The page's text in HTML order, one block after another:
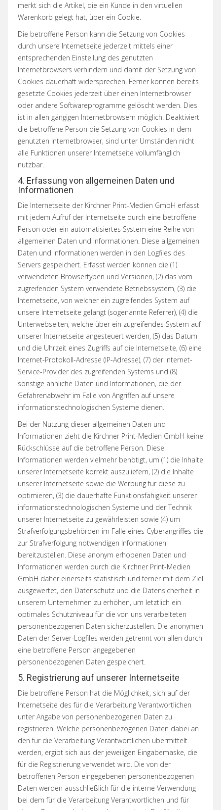
merkt sich die Artikel, die ein Kunde in den virtuellen
Warenkorb gelegt hat, über ein Cookie.
Die betroffene Person kann die Setzung von Cookies
durch unsere Internetseite jederzeit mittels einer
entsprechenden Einstellung des genutzten
Internetbrowsers verhindern und damit der Setzung von
Cookies dauerhaft widersprechen. Ferner können bereits
gesetzte Cookies jederzeit über einen Internetbrowser
oder andere Softwareprogramme gelöscht werden. Dies
ist in allen gängigen Internetbrowsern möglich. Deaktiviert
die betroffene Person die Setzung von Cookies in dem
genutzten Internetbrowser, sind unter Umständen nicht
alle Funktionen unserer Internetseite vollumfänglich
nutzbar.
4. Erfassung von allgemeinen Daten und
Informationen
Die Internetseite der Kirchner Print-Medien GmbH erfasst
mit jedem Aufruf der Internetseite durch eine betroffene
Person oder ein automatisiertes System eine Reihe von
allgemeinen Daten und Informationen. Diese allgemeinen
Daten und Informationen werden in den Logfiles des
Servers gespeichert. Erfasst werden können die (1)
verwendeten Browsertypen und Versionen, (2) das vom
zugreifenden System verwendete Betriebssystem, (3) die
Internetseite, von welcher ein zugreifendes System auf
unsere Internetseite gelangt (sogenannte Referrer), (4) die
Unterwebseiten, welche über ein zugreifendes System auf
unserer Internetseite angesteuert werden, (5) das Datum
und die Uhrzeit eines Zugriffs auf die Internetseite, (6) eine
Internet-Protokoll-Adresse (IP-Adresse), (7) der Internet-
Service-Provider des zugreifenden Systems und (8)
sonstige ähnliche Daten und Informationen, die der
Gefahrenabwehr im Falle von Angriffen auf unsere
informationstechnologischen Systeme dienen.
Bei der Nutzung dieser allgemeinen Daten und
Informationen zieht die Kirchner Print-Medien GmbH keine
Rückschlüsse auf die betroffene Person. Diese
Informationen werden vielmehr benötigt, um (1) die Inhalte
unserer Internetseite korrekt auszuliefern, (2) die Inhalte
unserer Internetseite sowie die Werbung für diese zu
optimieren, (3) die dauerhafte Funktionsfähigkeit unserer
informationstechnologischen Systeme und der Technik
unserer Internetseite zu gewährleisten sowie (4) um
Strafverfolgungsbehörden im Falle eines Cyberangriffes die
zur Strafverfolgung notwendigen Informationen
bereitzustellen. Diese anonym erhobenen Daten und
Informationen werden durch die Kirchner Print-Medien
GmbH daher einerseits statistisch und ferner mit dem Ziel
ausgewertet, den Datenschutz und die Datensicherheit in
unserem Unternehmen zu erhöhen, um letztlich ein
optimales Schutzniveau für die von uns verarbeiteten
personenbezogenen Daten sicherzustellen. Die anonymen
Daten der Server-Logfiles werden getrennt von allen durch
eine betroffene Person angegebenen
personenbezogenen Daten gespeichert.
5. Registrierung auf unserer Internetseite
Die betroffene Person hat die Möglichkeit, sich auf der
Internetseite des für die Verarbeitung Verantwortlichen
unter Angabe von personenbezogenen Daten zu
registrieren. Welche personenbezogenen Daten dabei an
den für die Verarbeitung Verantwortlichen übermittelt
werden, ergibt sich aus der jeweiligen Eingabemaske, die
für die Registrierung verwendet wird. Die von der
betroffenen Person eingegebenen personenbezogenen
Daten werden ausschließlich für die interne Verwendung
bei dem für die Verarbeitung Verantwortlichen und für